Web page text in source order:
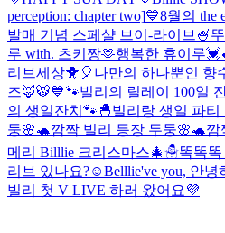
perception: chapter two]💙8월의 the
발매 기념 스페샬 브이-라이브🍧
루 with. 츠키짱🫶행복한 휴이루
리브세상🐥🎈 나만의 하나뿐인 향
즈🦊🐯💙🐾빌리의 릴레이 100일
의 생일잔치🐾 🐣빌리랑 생일 파티
둥🌸🐢깜짝 빌리 등장 두둥🌸🐢깜
메리 Billlie 크리스마스🎄☃똑똑
리브 있나요?☺️Belllie've you, 안
빌리 첫 V LIVE 하러 왔어요💜